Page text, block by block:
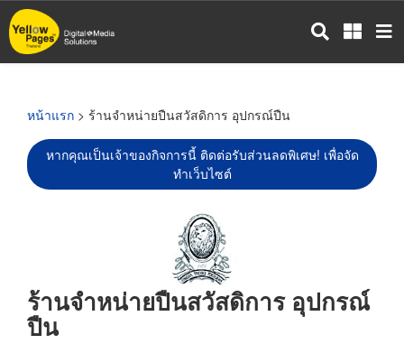
ข้าม
ไป
หน้าแรก > ร้านจำหน่ายปืนสวัสดิการ อุปกรณ์ปืน
หากคุณเป็นเจ้าของกิจการนี้ ติดต่อรับส่วนลดพิเศษ! เพื่อจัด
ทำเว็บไซต์
ร้านจำหน่ายปืนสวัสดิการ อุปกรณ์
ปืน